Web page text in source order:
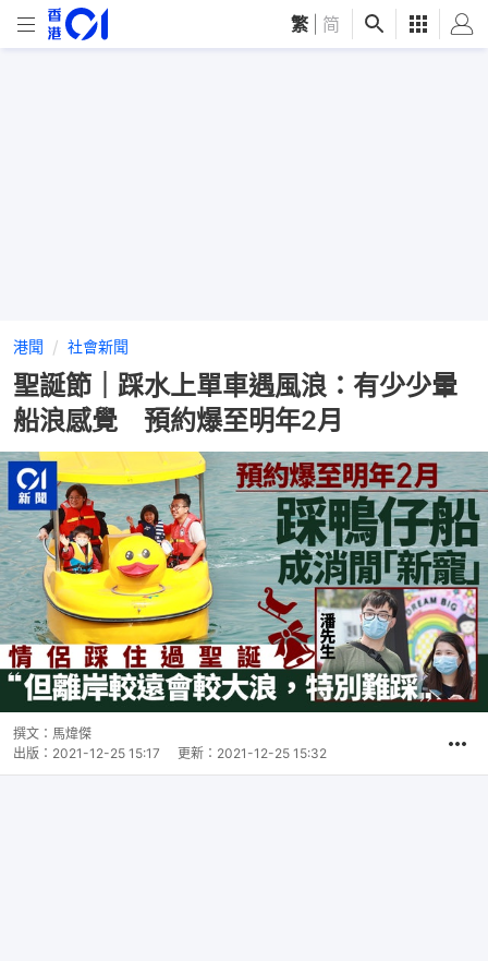
繁 简
港聞 社會新聞
聖誕節｜踩水上單車遇風浪：有少少暈
船浪感覺 預約爆至明年2月
撰文： 馬煒傑
出版： 2021-12-25 15:17 更新： 2021-12-25 15:32